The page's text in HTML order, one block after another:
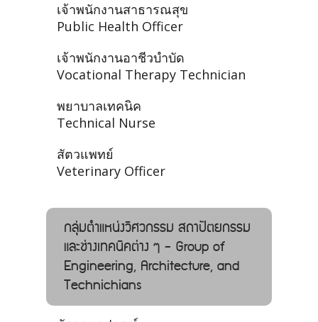
เจ้าพนักงานสาธารณสุข
Public Health Officer
เจ้าพนักงานอาชีวบำบัด
Vocational Therapy Technician
พยาบาลเทคนิค
Technical Nurse
สัตวแพทย์
Veterinary Officer
กลุ่มตำแหน่งวิศวกรรม สถาปัตยกรรม
และช่างเทคนิคต่าง ๆ - Group of
Engineering, Architecture, and
Technichians